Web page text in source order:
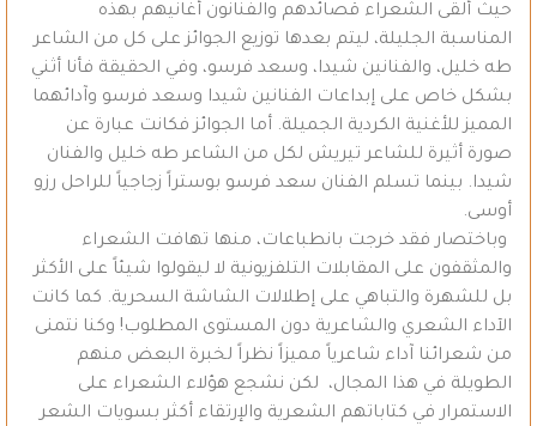
حيث ألقى الشعراء قصائدهم والفنانون أغانيهم بهذه
المناسبة الجليلة، ليتم بعدها توزيع الجوائز على كل من الشاعر
طه خليل، والفنانين شيدا، وسعد فرسو، وفي الحقيقة فأنا أثني
بشكل خاص على إبداعات الفنانين شيدا وسعد فرسو وآدائهما
المميز للأغنية الكردية الجميلة. أما الجوائز فكانت عبارة عن
صورة أثيرة للشاعر تيريش لكل من الشاعر طه خليل والفنان
شيدا. بينما تسلم الفنان سعد فرسو بوستراً زجاجياً للراحل رزو
أوسى.
وباختصار فقد خرجت بانطباعات، منها تهافت الشعراء
والمثقفون على المقابلات التلفزيونية لا ليقولوا شيئاً على الأكثر
بل للشهرة والتباهي على إطلالات الشاشة السحرية. كما كانت
الآداء الشعري والشاعرية دون المستوى المطلوب! وكنا نتمنى
من شعرائنا آداء شاعرياً مميزاً نظراً لخبرة البعض منهم
الطويلة في هذا المجال، لكن نشجع هؤلاء الشعراء على
الاستمرار في كتاباتهم الشعرية والإرتقاء أكثر بسويات الشعر